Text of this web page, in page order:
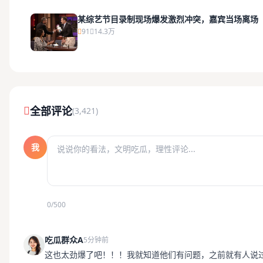
某综艺节目录制现场爆发激烈冲突，嘉宾当场离场
91 14.3万
全部评论(3,421)
我
0/500
吃瓜群众A5分钟前
这也太劲爆了吧！！！我就知道他们有问题，之前就有人说